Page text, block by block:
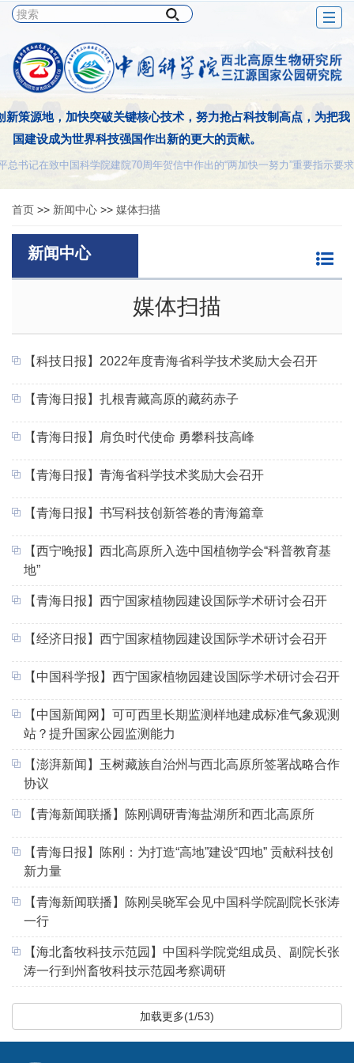
新策源地，加快突破关键核心技术，努力抢占科技制高点，为把我
国建设成为世界科技强国作出新的更大的贡献。
书记在致中国科学院建院70周年贺信中作出的“两加快一努力”重要指示要求
首页 >> 新闻中心 >> 媒体扫描
新闻中心
媒体扫描
【科技日报】2022年度青海省科学技术奖励大会召开
【青海日报】扎根青藏高原的藏药赤子
【青海日报】肩负时代使命 勇攀科技高峰
【青海日报】青海省科学技术奖励大会召开
【青海日报】书写科技创新答卷的青海篇章
【西宁晚报】西北高原所入选中国植物学会“科普教育基
地”
【青海日报】西宁国家植物园建设国际学术研讨会召开
【经济日报】西宁国家植物园建设国际学术研讨会召开
【中国科学报】西宁国家植物园建设国际学术研讨会召开
【中国新闻网】可可西里长期监测样地建成标准气象观测
站？提升国家公园监测能力
【澎湃新闻】玉树藏族自治州与西北高原所签署战略合作
协议
【青海新闻联播】陈刚调研青海盐湖所和西北高原所
【青海日报】陈刚：为打造“高地”建设“四地” 贡献科技创
新力量
【青海新闻联播】陈刚吴晓军会见中国科学院副院长张涛
一行
【海北畜牧科技示范园】中国科学院党组成员、副院长张
涛一行到州畜牧科技示范园考察调研
加载更多(1/53)